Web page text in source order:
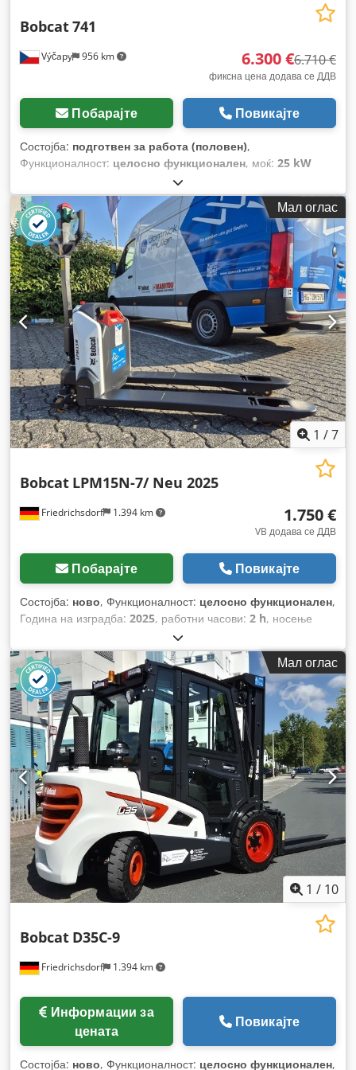
Výčapy 956 km
Bobcat741
6.300 €6.710 €
фиксна цена додава се ДДВ
Побарајте Повикајте
Состојба: подготвен за работа (половен),
Функционалност: целосно функционален, моќ: 25 kW
, Година на изградба:
часови:5.700 h,
Мал оглас
1 /7
Friedrichsdorf 1.394 km
Bobcat LPM15N-7/ Neu 2025
1.750 €
VB додава се ДДВ
Побарајте Повикајте
Состојба: ново, Функционалност: целосно функционален,
Година на изградба: 2025, работни часови: 2 h, носење
, висина на подигнување:
гориво:електричен, градежна височина:1.160 мм,
должина на вилушките:1.150 мм, празна тежина:123 кг,
вкупна должина:1.530 мм, тип на погон:Elektro , градежна
ширина:540 мм,
Мал оглас
1 / 10
Friedrichsdorf 1.394 km
Bobcat D35C-9
цената
Повикајте
Состојба: ново, Функционалност: целосно функционален,